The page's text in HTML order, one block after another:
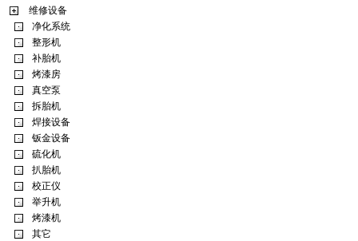
维修设备
净化系统
整形机
补胎机
烤漆房
真空泵
拆胎机
焊接设备
钣金设备
硫化机
扒胎机
校正仪
举升机
烤漆机
其它